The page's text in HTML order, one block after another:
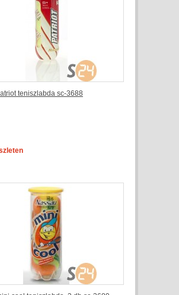
teniszlabda sc-3688